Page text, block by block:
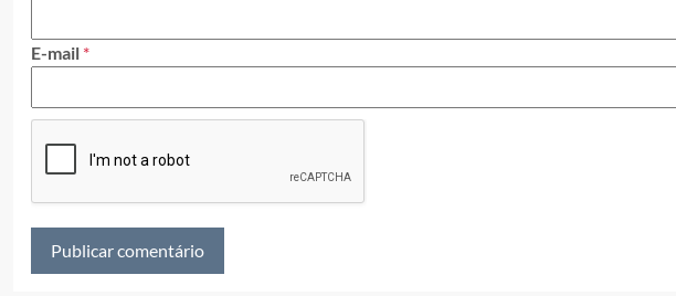
E-mail *